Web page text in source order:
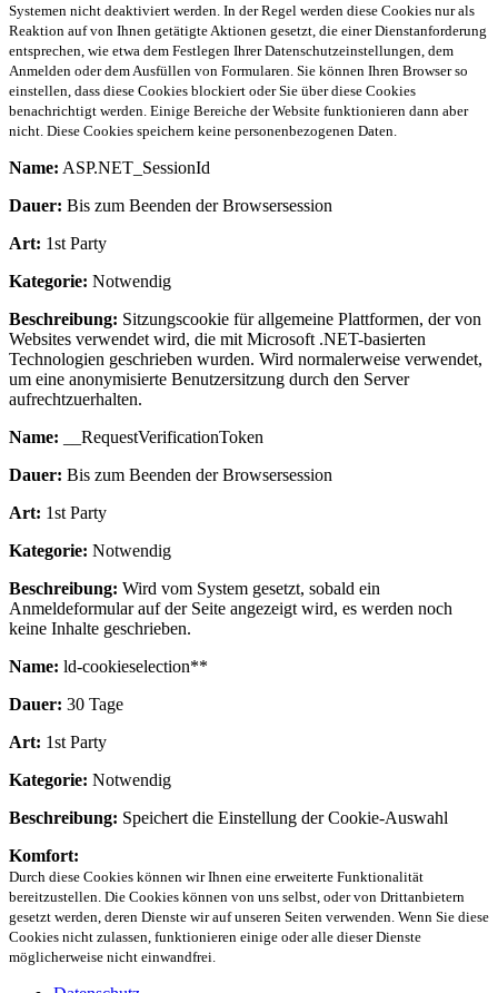
Systemen nicht deaktiviert werden. In der Regel werden diese Cookies nur als
Reaktion auf von Ihnen getätigte Aktionen gesetzt, die einer Dienstanforderung
entsprechen, wie etwa dem Festlegen Ihrer Datenschutzeinstellungen, dem
Anmelden oder dem Ausfüllen von Formularen. Sie können Ihren Browser so
einstellen, dass diese Cookies blockiert oder Sie über diese Cookies
benachrichtigt werden. Einige Bereiche der Website funktionieren dann aber
nicht. Diese Cookies speichern keine personenbezogenen Daten.
Name: ASP.NET_SessionId
Dauer: Bis zum Beenden der Browsersession
Art: 1st Party
Kategorie: Notwendig
Beschreibung: Sitzungscookie für allgemeine Plattformen, der von
Websites verwendet wird, die mit Microsoft .NET-basierten
Technologien geschrieben wurden. Wird normalerweise verwendet,
um eine anonymisierte Benutzersitzung durch den Server
aufrechtzuerhalten.
Name: __RequestVerificationToken
Dauer: Bis zum Beenden der Browsersession
Art: 1st Party
Kategorie: Notwendig
Beschreibung: Wird vom System gesetzt, sobald ein
Anmeldeformular auf der Seite angezeigt wird, es werden noch
keine Inhalte geschrieben.
Name: ld-cookieselection**
Dauer: 30 Tage
Art: 1st Party
Kategorie: Notwendig
Beschreibung: Speichert die Einstellung der Cookie-Auswahl
Komfort:
Durch diese Cookies können wir Ihnen eine erweiterte Funktionalität
bereitzustellen. Die Cookies können von uns selbst, oder von Drittanbietern
gesetzt werden, deren Dienste wir auf unseren Seiten verwenden. Wenn Sie diese
Cookies nicht zulassen, funktionieren einige oder alle dieser Dienste
möglicherweise nicht einwandfrei.